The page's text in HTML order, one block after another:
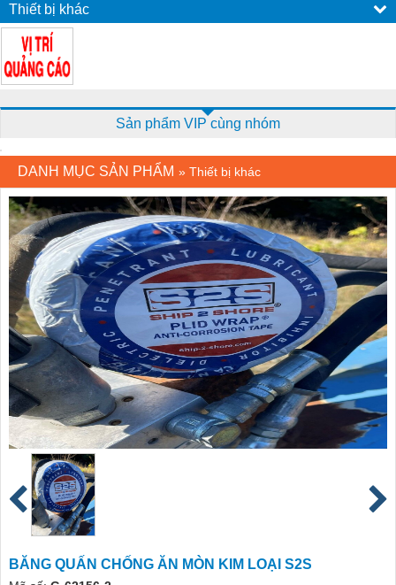
Thiết bị khác
Sản phẩm VIP cùng nhóm
DANH MỤC SẢN PHẨM » Thiết bị khác
BĂNG QUẤN CHỐNG ĂN MÒN KIM LOẠI S2S